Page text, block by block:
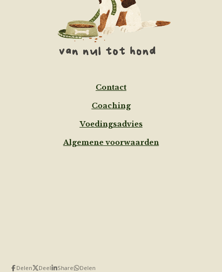
Contact
Coaching
Voedingsadvies
Algemene voorwaarden
Delen Deel Share Delen